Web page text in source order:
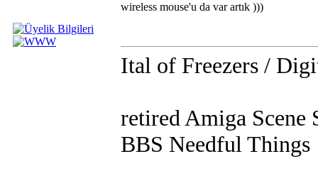
wireless mouse'u da var artık )))
Ital of Freezers /
retired Amiga Scene
BBS Needful Things